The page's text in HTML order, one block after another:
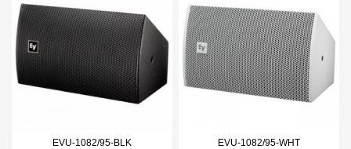
EVU-1082/95-BLK EVU-1082/95-WHT